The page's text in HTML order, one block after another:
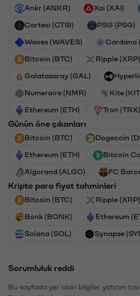
Ankr (ANKR) Xai (XAI)
Cartesi (CTSI) PSG (PSG)
Waves (WAVES) Cardano
Bitcoin (BTC) Ripple (XRP)
Galatasaray (GAL)
Numeraire (NMR) Kite
Ethereum (ETH) Tron (TRX)
Günün öne çıkanları
Bitcoin (BTC) Dogecoin
Ethereum (ETH) Bitcoin
Algorand (ALGO) FC
Kripto para fiyat tahminleri
Bitcoin (BTC) Ripple (XRP)
Bonk (BONK) Ethereum
Solana (SOL) Synapse
Sorumluluk reddi
Bu sayfada yer alan bilgiler yatırım